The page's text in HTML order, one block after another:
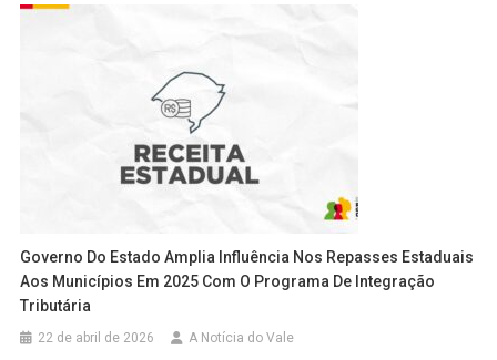
Governo Do Estado Amplia Influência Nos Repasses Estaduais
Aos Municípios Em 2025 Com O Programa De Integração
Tributária
22 de abril de 2026 A Notícia do Vale